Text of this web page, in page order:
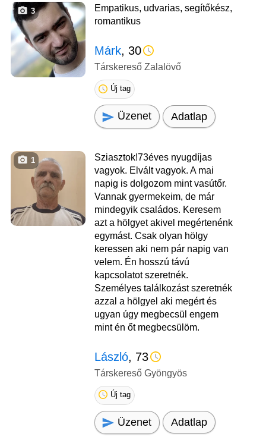
3
Empatikus, udvarias, segítőkész,
romantikus
Márk, 30
Társkereső Zalalövő
Új tag
Üzenet Adatlap
1
Sziasztok!73éves nyugdíjas
vagyok. Elvált vagyok. A mai
napig is dolgozom mint vasútőr.
Vannak gyermekeim, de már
mindegyik családos. Keresem
azt a hölgyet akivel megértenénk
egymást. Csak olyan hölgy
keressen aki nem pár napig van
velem. Én hosszú távú
kapcsolatot szeretnék.
Személyes találkozást szeretnék
azzal a hölgyel aki megért és
ugyan úgy megbecsül engem
mint én őt megbecsülöm.
László, 73
Társkereső Gyöngyös
Új tag
Üzenet Adatlap